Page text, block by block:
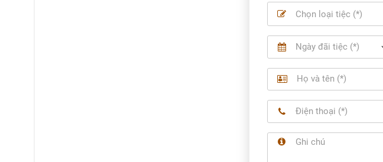
Chọn loại tiệc (*)
2026
Mon Tue Wed Thu
27 28 29 30 31
10 11 12